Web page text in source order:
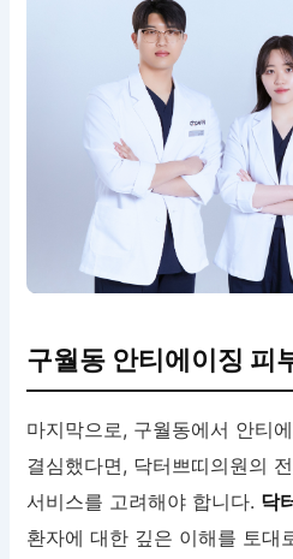
구월동 안티에이징 피
마지막으로, 구월동에서 안티
결심했다면, 닥터쁘띠의원의
서비스를 고려해야 합니다. 닥
환자에 대한 깊은 이해를 토대